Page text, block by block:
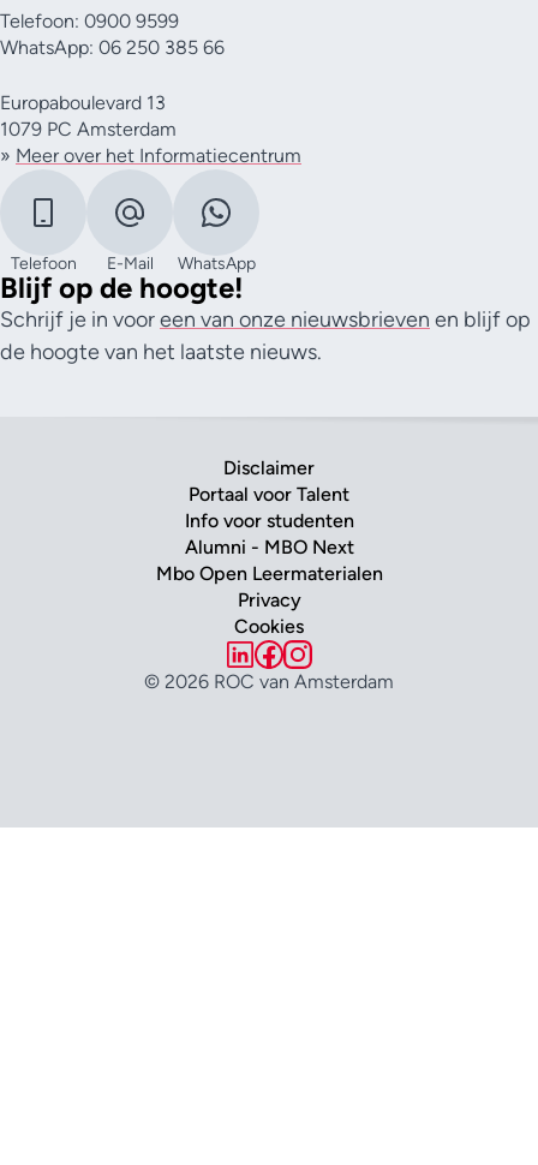
Telefoon: 0900 9599
WhatsApp: 06 250 385 66
Europaboulevard 13
1079 PC Amsterdam
» Meer over het Informatiecentrum
Telefoon E-Mail WhatsApp
Blijf op de hoogte!
Schrijf je in vooreen van onze nieuwsbrieven en blijf op
de hoogte van het laatste nieuws.
Disclaimer
Portaal voor Talent
Info voor studenten
Alumni - MBO Next
Mbo Open Leermaterialen
Privacy
Cookies
© 2026 ROC van Amsterdam